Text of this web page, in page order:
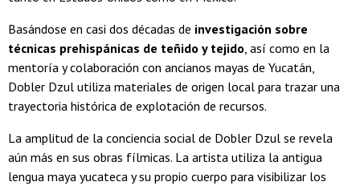
Basándose en casi dos décadas de investigación sobre
técnicas prehispánicas de teñido y tejido, así como en la
mentoría y colaboración con ancianos mayas de Yucatán,
Dobler Dzul utiliza materiales de origen local para trazar una
trayectoria histórica de explotación de recursos.
La amplitud de la conciencia social de Dobler Dzul se revela
aún más en sus obras fílmicas. La artista utiliza la antigua
lengua maya yucateca y su propio cuerpo para visibilizar los